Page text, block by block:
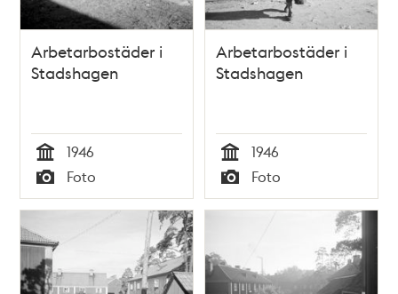
Arbetarbostäder i
Stadshagen
Tid
1946
Typ
Foto
Arbetarbostäder i
Stadshagen
Tid
1946
Typ
Foto